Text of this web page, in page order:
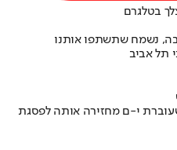
בטלגרם
נשמח שתשתפו אותנו
תל אביב
י-ם מחזירה אותה לפסגת